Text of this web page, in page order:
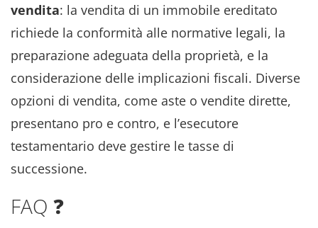
vendita: la vendita di un immobile ereditato
richiede la conformità alle normative legali, la
preparazione adeguata della proprietà, e la
considerazione delle implicazioni fiscali. Diverse
opzioni di vendita, come aste o vendite dirette,
presentano pro e contro, e l’esecutore
testamentario deve gestire le tasse di
successione.
FAQ ❓